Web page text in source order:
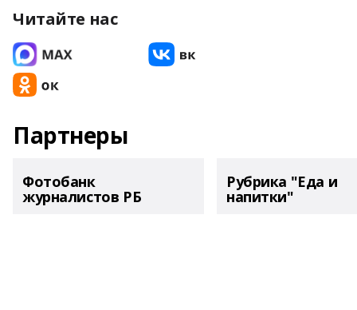
Читайте нас
Партнеры
Фотобанк
журналистов РБ
Рубрика "Еда и
напитки"